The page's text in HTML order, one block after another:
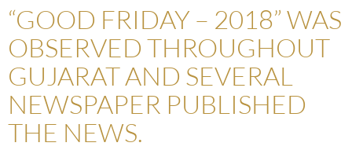
“GOOD FRIDAY – 2018” WAS
OBSERVED THROUGHOUT
GUJARAT AND SEVERAL
NEWSPAPER PUBLISHED
THE NEWS.